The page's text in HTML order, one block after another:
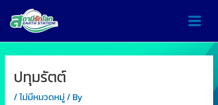
ปทุมรัตต์
/ไม่มีหมวดหมู่ / By